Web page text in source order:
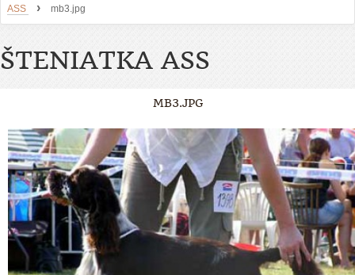
ASS
› mb3.jpg
ŠTENIATKA ASS
MB3.JPG